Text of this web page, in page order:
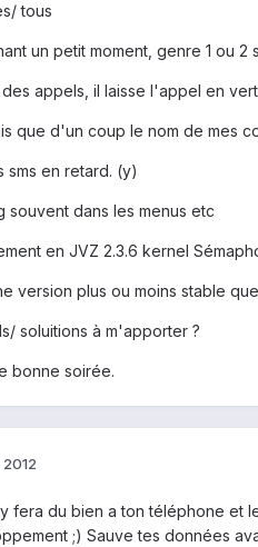
tous
un petit moment, genre 1 ou
appels, il laisse l'appel en
que d'un coup le nom de mes
sms en retard. (y)
souvent dans les menus etc
en JVZ 2.3.6 kernel
version plus ou moins stable
soluitions à m'apporter ?
bonne soirée.
fera du bien a ton téléphone et
;) Sauve tes données